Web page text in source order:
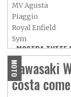
MV Agusta
Piaggio
Royal Enfield
Sym
Vespa
Adiva
Aeon
Axy
MOSTRA TUTTE
MOTO
Kawasaki
costa